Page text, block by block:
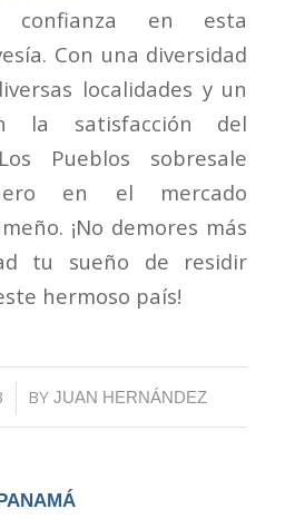
en esta
Con una diversidad
localidades y un
la satisfacción del
Pueblos sobresale
en el mercado
¡No demores más
tu sueño de residir
hermoso país!
BY JUAN HERNÁNDEZ